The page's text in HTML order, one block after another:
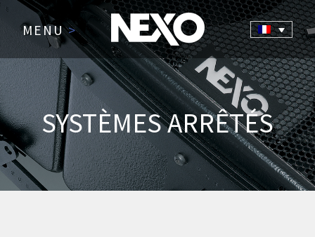
MENU>
SYSTÈMES ARRÊTÉS